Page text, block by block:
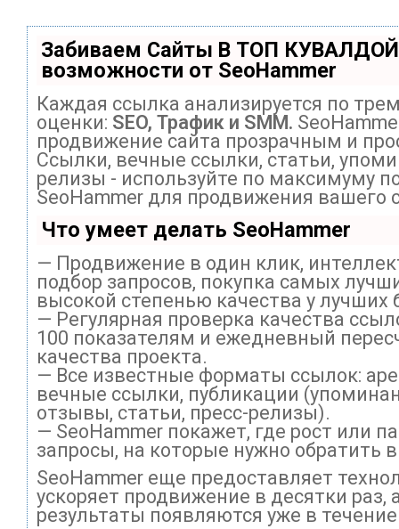
Забиваем Сайты В ТОП
возможности от SeoHammer
Каждая ссылка анализируется по
оценки: SEO, Трафик и SMM.
продвижение сайта прозрачным и
Ссылки, вечные ссылки, статьи,
релизы - используйте по максимуму
SeoHammer для продвижения вашего
Что умеет делать SeoHammer
— Продвижение в один клик,
подбор запросов, покупка самых
высокой степенью качества у лучших
— Регулярная проверка качества
100 показателям и ежедневный
качества проекта.
— Все известные форматы ссылок:
вечные ссылки, публикации
отзывы, статьи, пресс-релизы).
— SeoHammer покажет, где рост или
запросы, на которые нужно обратить
SeoHammer еще предоставляет
ускоряет продвижение в десятки раз,
результаты появляются уже в